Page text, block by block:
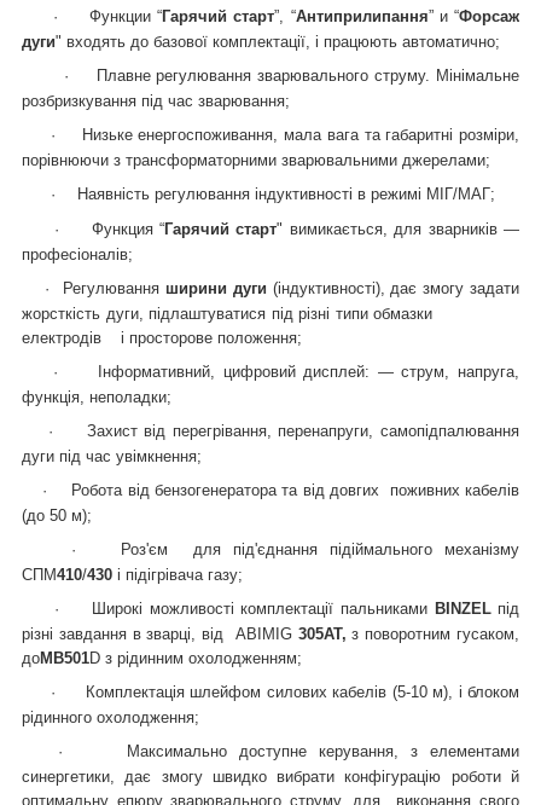
· Функции “Гарячий старт”, “Антиприлипання” и “Форсаж
дуги" входять до базової комплектації, і працюють автоматично;
·
Плавне регулювання зварювального струму. Мінімальне
розбризкування під час зварювання;
·
Низьке енергоспоживання, мала вага та габаритні розміри,
порівнюючи з трансформаторними зварювальними джерелами;
·
Наявність регулювання індуктивності в режимі МІГ/МАГ;
·
Функция “Гарячий старт" вимикається, для зварників —
професіоналів;
·
Регулювання ширини дуги (індуктивності), дає змогу задати
жорсткість дуги, підлаштуватися під різні типи обмазки
електродів і просторове положення;
·
Інформативний, цифровий дисплей: ― струм, напруга,
функція, неполадки;
·
Захист від перегрівання, перенапруги, самопідпалювання
дуги під час увімкнення;
·
Робота від бензогенератора та від довгих поживних кабелів
(до 50 м);
·
Роз'єм для під'єднання підіймального механізму
СПМ410/430 і підігрівача газу;
·
Широкі можливості комплектації пальниками BINZELпід
різні завдання в зварці, від ABIMIG 305AT, з поворотним гусаком,
доMB501D з рідинним охолодженням;
·
Комплектація шлейфом силових кабелів (5-10 м), і блоком
рідинного охолодження;
·
Максимально доступне керування, з елементами
синергетики, дає змогу швидко вибрати конфігурацію роботи й
оптимальну епюру зварювального струму, для виконання свого